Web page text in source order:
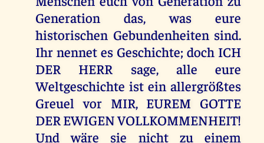
Generation das, was eure
historischen Gebundenheiten sind.
Ihr nennet es Geschichte; doch ICH
DER HERR sage, alle eure
Weltgeschichte ist ein allergrößtes
Greuel vor MIR, EUREM GOTTE
DER EWIGEN VOLLKOMMENHEIT!
Und wäre sie nicht zu einem